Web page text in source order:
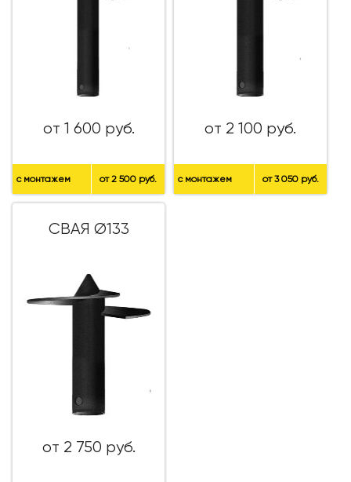
от 1 600 руб.
с монтажем от 2 500 руб.
от 2 100 руб.
с монтажем от 3 050 руб.
СВАЯ Ø133
от 2 750 руб.